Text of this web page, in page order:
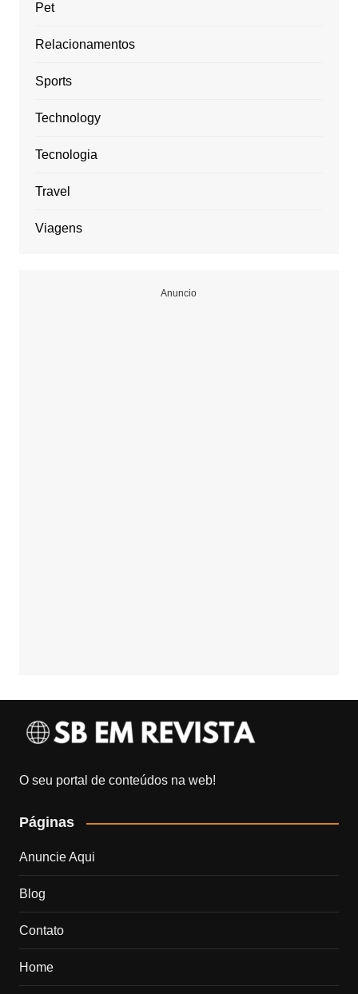
Pet
Relacionamentos
Sports
Technology
Tecnologia
Travel
Viagens
Anuncio
O seu portal de conteúdos na web!
Páginas
Anuncie Aqui
Blog
Contato
Home